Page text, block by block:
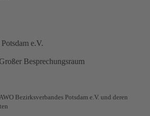
e.V.
Besprechungsraum
Bezirksverbandes Potsdam e.V. und deren